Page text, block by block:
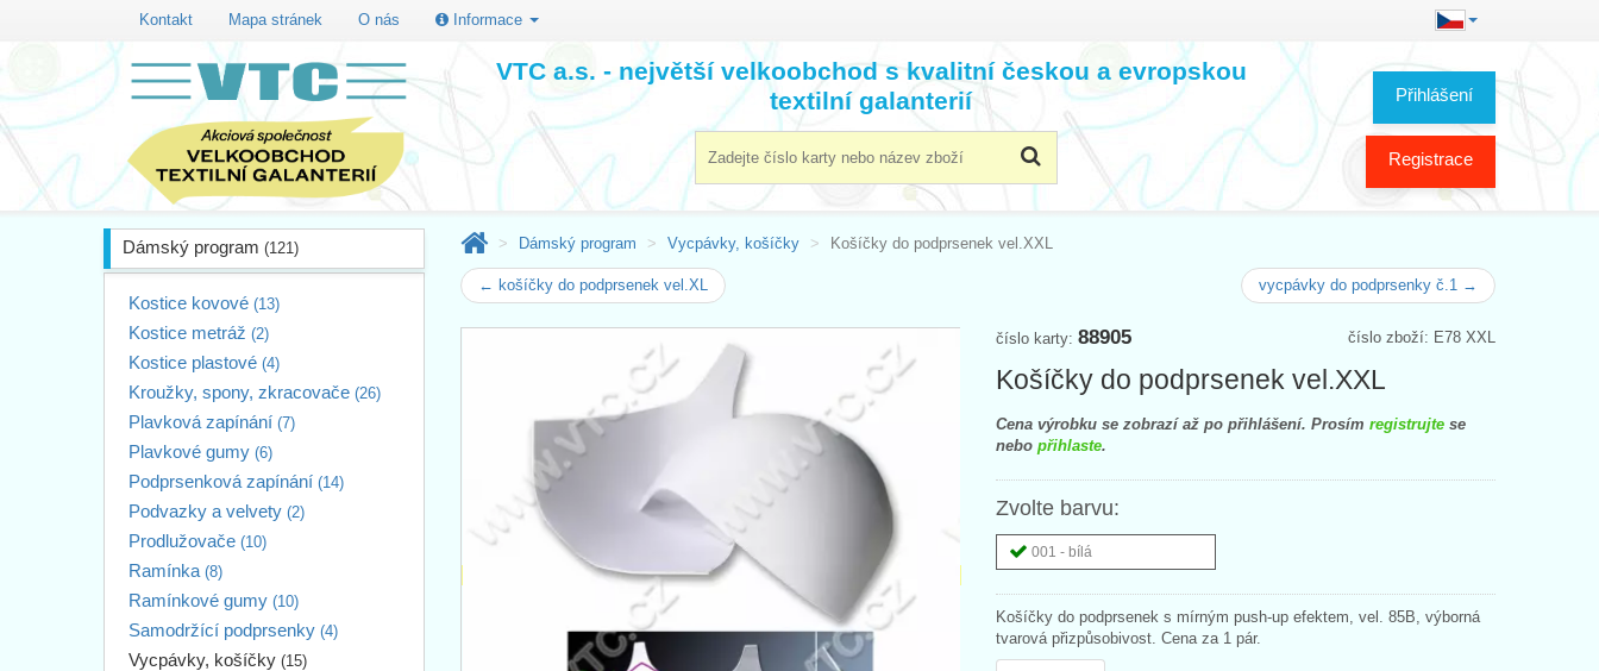
Kontakt Mapa stránek O nás Informace
Přihlášení
Registrace
VTC a.s. - největší velkoobchod s kvalitní českou a evropskou
textilní galanterií
Dámský program (121)
Kostice kovové (13)
Kostice metráž (2)
Kostice plastové (4)
Kroužky, spony, zkracovače (26)
Plavková zapínání (7)
Plavkové gumy (6)
Podprsenková zapínání (14)
Podvazky a velvety (2)
Prodlužovače (10)
Ramínka (8)
Ramínkové gumy (10)
Samodržící podprsenky (4)
Vycpávky, košíčky (15)
Dámský program Vycpávky, košíčky Košíčky do podprsenek vel.XXL
← košíčky do podprsenek vel.XL vycpávky do podprsenky č.1 →
číslo zboží: E78 XXL
číslo karty: 88905
Košíčky do podprsenek vel.XXL
Cena výrobku se zobrazí až po přihlášení. Prosím registrujte se
nebo přihlaste.
Zvolte barvu:
001 - bílá
Košíčky do podprsenek s mírným push-up efektem, vel. 85B, výborná
tvarová přizpůsobivost. Cena za 1 pár.